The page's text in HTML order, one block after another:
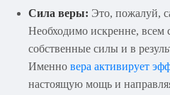
Сила веры: Это, пожалуй,
Необходимо искренне, всем
собственные силы и в
Именно вера активирует
настоящую мощь и